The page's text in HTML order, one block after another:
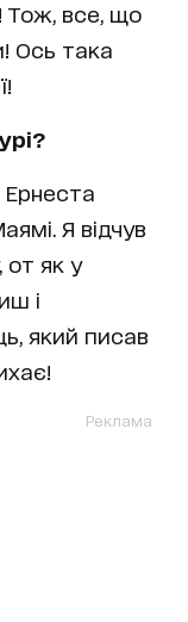
Тож, все, що
Ось така
Я відчув
от як у
і
який писав
Реклама